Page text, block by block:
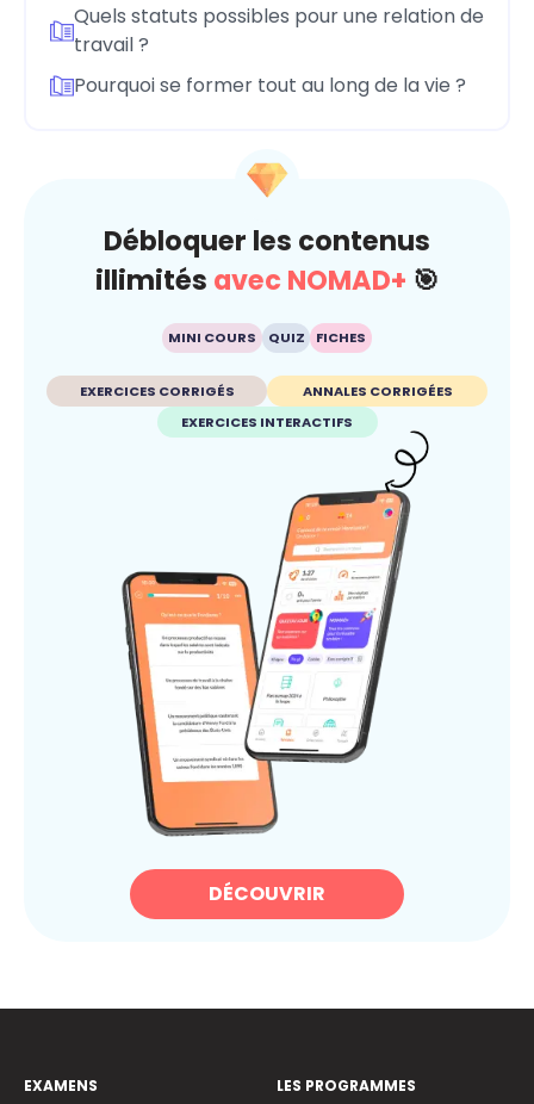
Quels statuts possibles pour une relation de
travail ?
Pourquoi se former tout au long de la vie ?
Débloquer les contenus
illimités avec NOMAD+ 🎯
MINI COURS QUIZ FICHES
EXERCICES CORRIGÉS
ANNALES CORRIGÉES
EXERCICES INTERACTIFS
DÉCOUVRIR
EXAMENS
LES PROGRAMMES